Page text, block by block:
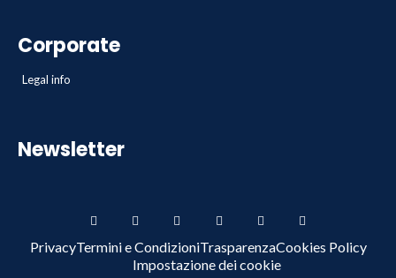
Corporate
Legal info
Newsletter
PrivacyTermini e CondizioniTrasparenzaCookies Policy
Impostazione dei cookie